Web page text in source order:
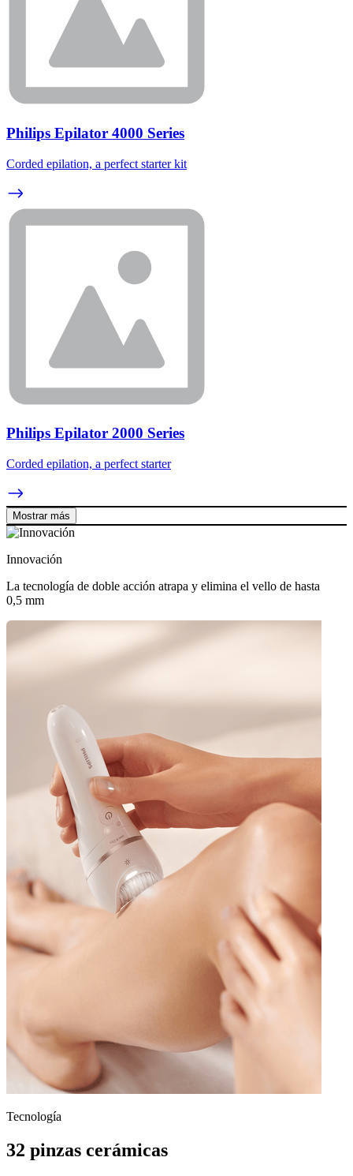
Philips Epilator 4000 Series
Corded epilation, a perfect starter kit
Philips Epilator 2000 Series
Corded epilation, a perfect starter
Mostrar más
Innovación
La tecnología de doble acción atrapa y elimina el vello de hasta
0,5 mm
Tecnología
32 pinzas cerámicas